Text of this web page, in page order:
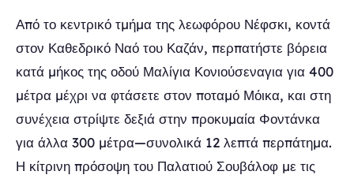
Από το κεντρικό τμήμα της λεωφόρου Νέφσκι, κοντά
στον Καθεδρικό Ναό του Καζάν, περπατήστε βόρεια
κατά μήκος της οδού Μαλίγια Κονιούσεναγια για 400
μέτρα μέχρι να φτάσετε στον ποταμό Μόικα, και στη
συνέχεια στρίψτε δεξιά στην προκυμαία Φοντάνκα
για άλλα 300 μέτρα—συνολικά 12 λεπτά περπάτημα.
Η κίτρινη πρόσοψη του Παλατιού Σουβάλοφ με τις